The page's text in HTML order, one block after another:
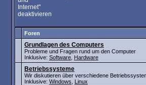
Foren
Grundlagen des Computers
Probleme und Fragen rund um den Computer
Inklusive: Software Hardware
Betriebssysteme
Wir diskutieren über verschiedene
Inklusive: Windows Linux